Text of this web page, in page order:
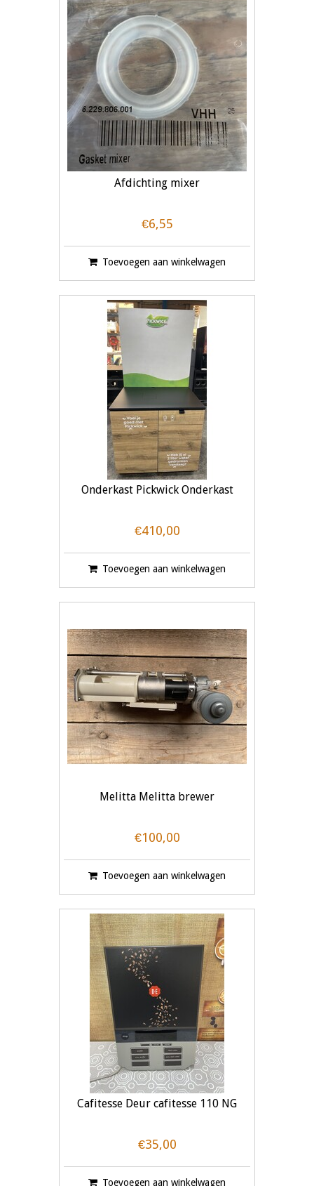
Afdichting mixer
€6,55
Toevoegen aan winkelwagen
Onderkast Pickwick Onderkast
€410,00
Toevoegen aan winkelwagen
Melitta Melitta brewer
€100,00
Toevoegen aan winkelwagen
Cafitesse Deur cafitesse 110 NG
€35,00
Toevoegen aan winkelwagen